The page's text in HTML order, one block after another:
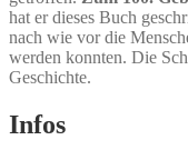
hat er dieses Buch
nach wie vor die
werden konnten. Die
Geschichte.
Infos